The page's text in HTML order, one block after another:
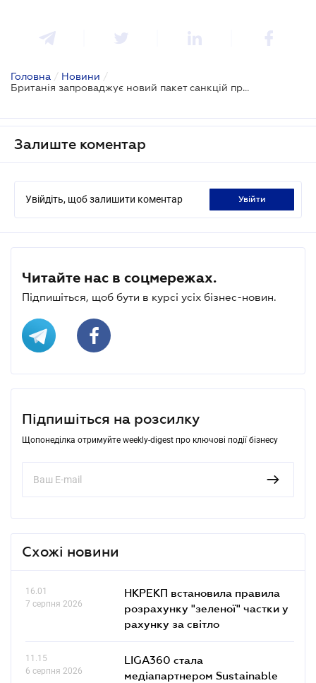
Головна / Новини /
Британія запроваджує новий пакет санкцій проти тіньового флоту росії
Залиште коментар
Увійдіть, щоб залишити коментар увійти
Читайте нас в соцмережах.
Підпишіться, щоб бути в курсі усіх бізнес-новин.
Підпишіться на розсилку
Щопонеділка отримуйте weekly-digest про ключові події бізнесу
Схожі новини
16.01
7 серпня 2026
НКРЕКП встановила правила
розрахунку "зеленої" частки у
рахунку за світло
11.15
6 серпня 2026
LIGA360 стала
медіапартнером Sustainable